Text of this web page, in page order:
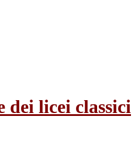
dei licei classici